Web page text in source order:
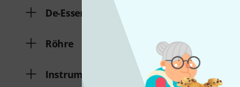
De-Esser
Röhre
Instrumenten Eingang